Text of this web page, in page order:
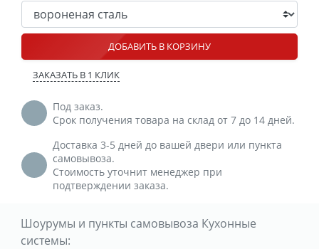
ДОБАВИТЬ В КОРЗИНУ
ЗАКАЗАТЬ В 1 КЛИК
Под заказ.
Срок получения товара на склад от 7 до 14 дней.
Доставка 3-5 дней до вашей двери или пункта
самовывоза.
Стоимость уточнит менеджер при
подтверждении заказа.
Шоурумы и пункты самовывоза Кухонные
системы: